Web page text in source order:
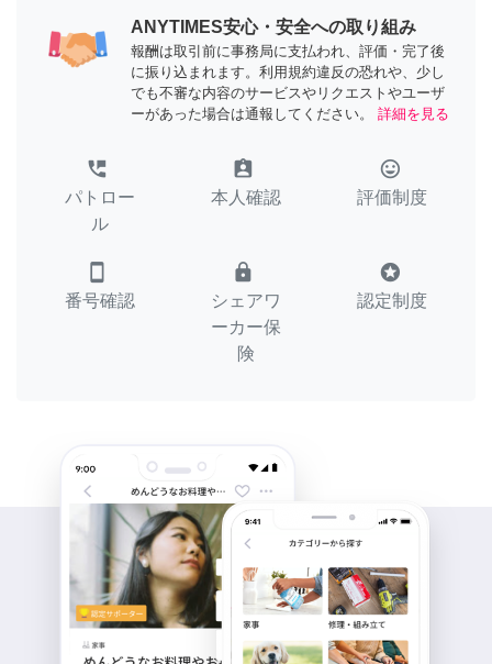
ANYTIMES安心・安全への取り組み
報酬は取引前に事務局に支払われ、評価・完了後
に振り込まれます。利用規約違反の恐れや、少し
でも不審な内容のサービスやリクエストやユーザ
ーがあった場合は通報してください。
詳細を見る
perm_phone_msg
パトロー
ル
assignment_ind
本人確認
tag_faces
評価制度
smartphone
番号確認
lock
シェアワ
ーカー保
険
stars
認定制度